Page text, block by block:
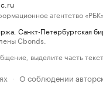
агентство «РБК».
Санкт-Петербургская
Cbonds.
выделите часть
· О соблюдении